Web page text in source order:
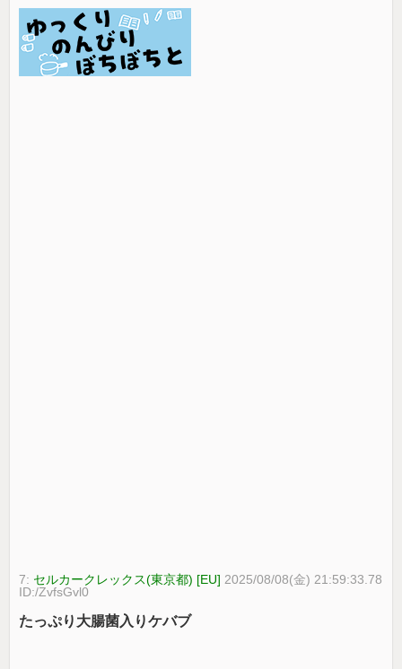
7: セルカークレックス(東京都) [EU] 2025/08/08(金) 21:59:33.78
ID:/ZvfsGvl0
たっぷり大腸菌入りケバブ